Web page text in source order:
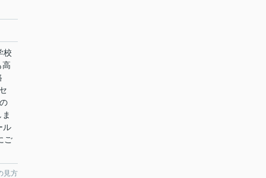
校
高
ル
ご
見方